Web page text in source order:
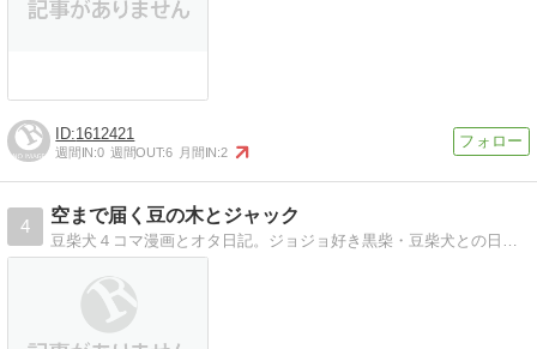
1612421
週間IN:0 週間OUT:6 月間IN:2
4
空まで届く豆の木とジャック
豆柴犬４コマ漫画とオタ日記。ジョジョ好き黒柴・豆柴犬との日常を４コマ連載。オーダーキャラぬいぐるみ制作。